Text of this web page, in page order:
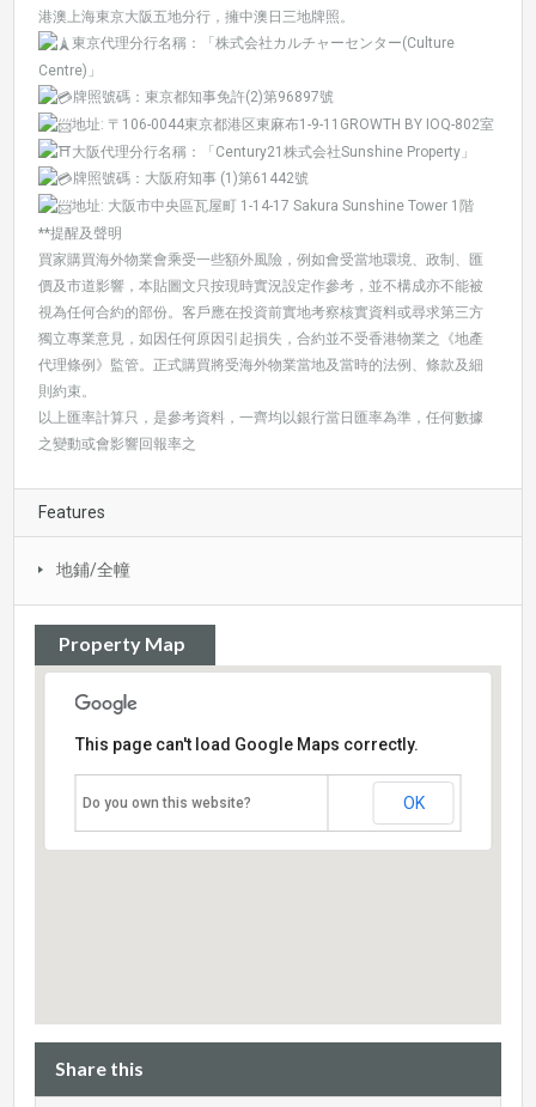
港澳上海東京大阪五地分行，擁中澳日三地牌照。
東京代理分行名稱：「株式会社カルチャーセンター(Culture
Centre)」
牌照號碼：東京都知事免許(2)第96897號
地址: 〒106-0044東京都港区東麻布1-9-11GROWTH BY IOQ-802室
大阪代理分行名稱：「Century21株式会社Sunshine Property」
牌照號碼：大阪府知事 (1)第61442號
地址: 大阪市中央區瓦屋町 1-14-17 Sakura Sunshine Tower 1階
**提醒及聲明
買家購買海外物業會乘受一些額外風險，例如會受當地環境、政制、匯
價及市道影響，本貼圖文只按現時實況設定作參考，並不構成亦不能被
視為任何合約的部份。客戶應在投資前實地考察核實資料或尋求第三方
獨立專業意見，如因任何原因引起損失，合約並不受香港物業之《地產
代理條例》監管。正式購買將受海外物業當地及當時的法例、條款及細
則約束。
以上匯率計算只，是參考資料，一齊均以銀行當日匯率為準，任何數據
之變動或會影響回報率之
Features
地鋪/全幢
Property Map
This page can't load Google Maps correctly.
Do you own this website? OK
Share this